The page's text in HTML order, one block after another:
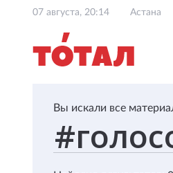
07 августа, 20:14 Астана
Вы искали все